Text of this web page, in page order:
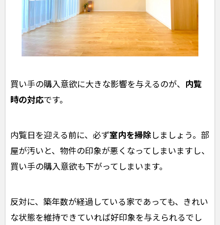
買い手の購入意欲に大きな影響を与えるのが、 内覧
時の対応です。
内覧日を迎える前に、必ず室内を掃除しましょう。部
屋が汚いと、物件の印象が悪くなってしまいますし、
買い手の購入意欲も下がってしまいます。
反対に、築年数が経過している家であっても、きれい
な状態を維持できていれば好印象を与えられるでし